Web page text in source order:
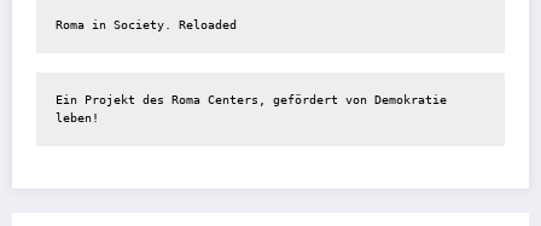
Roma in Society. Reloaded
Ein Projekt des Roma Centers, gefördert von Demokratie
leben!